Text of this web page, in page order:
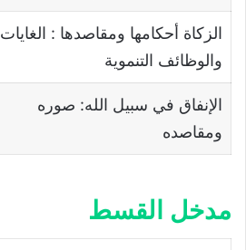
الزكاة أحكامها ومقاصدها : الغايات
والوظائف التنموية
الإنفاق في سبيل الله: صوره
ومقاصده
مدخل القسط